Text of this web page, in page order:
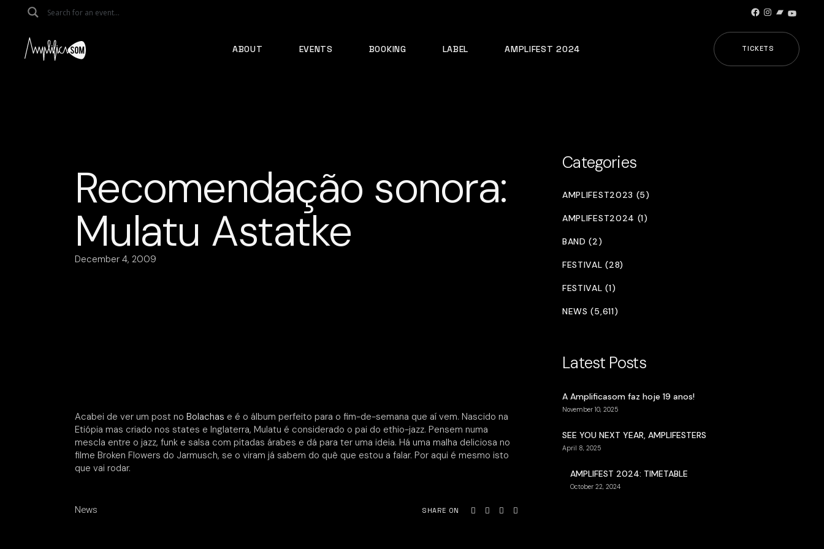
Facebook
Instagram
Bandcamp
ABOUT EVENTS BOOKING LABEL AMPLIFEST 2024 TICKETS
Recomendação sonora:
Mulatu Astatke
December 4, 2009
Acabei de ver um post no Bolachas e é o álbum perfeito para o fim-de-semana que aí vem. Nascido na
Etiópia mas criado nos states e Inglaterra, Mulatu é considerado o pai do ethio-jazz. Pensem numa
mescla entre o jazz, funk e salsa com pitadas árabes e dá para ter uma ideia. Há uma malha deliciosa no
filme Broken Flowers do Jarmusch, se o viram já sabem do quê que estou a falar. Por aqui é mesmo isto
que vai rodar.
News SHARE ON
Categories
AMPLIFEST2023 (5)
AMPLIFEST2024 (1)
BAND (2)
FESTIVAL (28)
FESTIVAL (1)
NEWS (5,611)
Latest Posts
A Amplificasom faz hoje 19 anos!
November 10, 2025
SEE YOU NEXT YEAR, AMPLIFESTERS
April 8, 2025
AMPLIFEST 2024: TIMETABLE
October 22, 2024